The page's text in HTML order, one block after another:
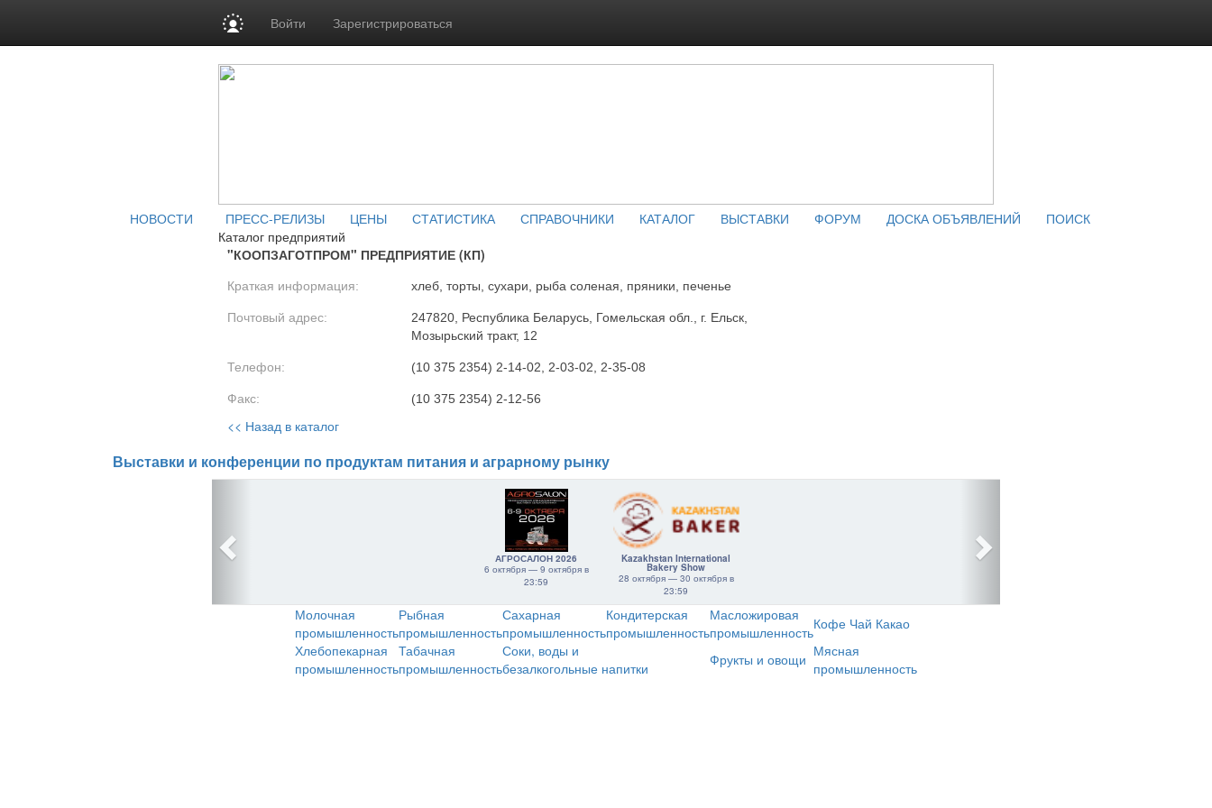
Войти Зарегистрироваться
НОВОСТИ ПРЕСС-РЕЛИЗЫ ЦЕНЫ СТАТИСТИКА СПРАВОЧНИКИ КАТАЛОГ ВЫСТАВКИ ФОРУМ ДОСКА ОБЪЯВЛЕНИЙ
ПОИСК
Каталог предприятий
"КООПЗАГОТПРОМ" ПРЕДПРИЯТИЕ (КП)
Краткая информация: хлеб, торты, сухари, рыба соленая, пряники, печенье
Почтовый адрес:
247820, Республика Беларусь, Гомельская обл., г. Ельск,
Мозырьский тракт, 12
Телефон: (10 375 2354) 2-14-02, 2-03-02, 2-35-08
Факс: (10 375 2354) 2-12-56
<< Назад в каталог
Выставки и конференции по продуктам питания и аграрному рынку
АГРОСАЛОН 2026
6 октября — 9 октября в
23:59
Kazakhstan International
Bakery Show
28 октября — 30 октября в
23:59
Молочная
промышленность
Рыбная
промышленность
Сахарная
промышленность
Кондитерская
промышленность
Масложировая
промышленностьКофе Чай Какао
Хлебопекарная
промышленность
Табачная
промышленность
Соки, воды и
безалкогольные напитки
Фрукты и овощи Мясная
промышленность